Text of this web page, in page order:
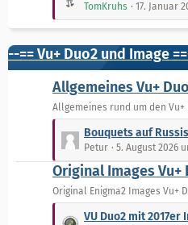
e
i
t
r
ä
g
e
t
z
t
B
e
i
ä
g
e
TomKruhs 17. Januar
--== Vu+ Duo2 und Image
Allgemeines Vu+
Allgemeines rund um den Vu+
t
z
t
e
Bouquets auf
Petur 5. August 2026
Original Images Vu+
Original Enigma2 Images Vu+
VU Duo2 mit 2017er